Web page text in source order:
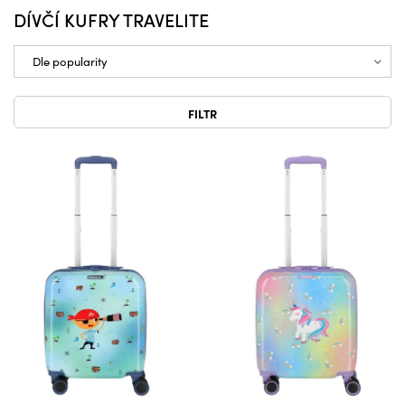
DÍVČÍ KUFRY TRAVELITE
FILTR